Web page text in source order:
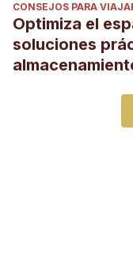
CONSEJOS PARA
Optimiza el
soluciones